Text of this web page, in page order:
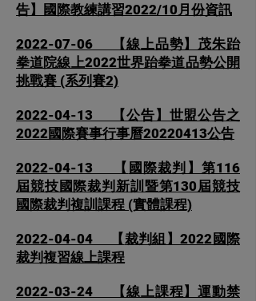
告】國際教練講習2022/10月份資訊
2022-07-06 【線上品勢】茂朱跆
拳道院線上2022世界跆拳道品勢公開
挑戰賽 (系列賽2)
2022-04-13 【公告】世盟公告之
2022國際賽事行事曆20220413公告
2022-04-13 【 國際裁判】第116
屆競技國際裁判新訓暨第130屆競技
國際裁判複訓課程 (實體課程)
2022-04-04 【裁判組】2022國際
裁判複習線上課程
2022-03-24 【線上課程】運動禁